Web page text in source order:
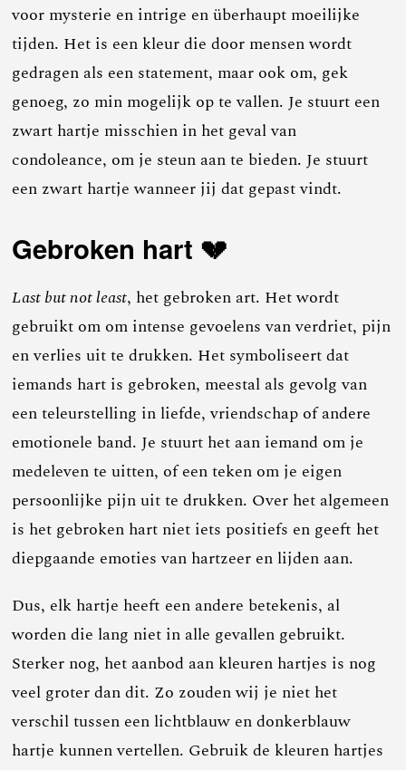
voor mysterie en intrige en überhaupt moeilijke
tijden. Het is een kleur die door mensen wordt
gedragen als een statement, maar ook om, gek
genoeg, zo min mogelijk op te vallen. Je stuurt een
zwart hartje misschien in het geval van
condoleance, om je steun aan te bieden. Je stuurt
een zwart hartje wanneer jij dat gepast vindt.
Gebroken hart 💔
Last but not least, het gebroken art. Het wordt
gebruikt om om intense gevoelens van verdriet, pijn
en verlies uit te drukken. Het symboliseert dat
iemands hart is gebroken, meestal als gevolg van
een teleurstelling in liefde, vriendschap of andere
emotionele band. Je stuurt het aan iemand om je
medeleven te uitten, of een teken om je eigen
persoonlijke pijn uit te drukken. Over het algemeen
is het gebroken hart niet iets positiefs en geeft het
diepgaande emoties van hartzeer en lijden aan.
Dus, elk hartje heeft een andere betekenis, al
worden die lang niet in alle gevallen gebruikt.
Sterker nog, het aanbod aan kleuren hartjes is nog
veel groter dan dit. Zo zouden wij je niet het
verschil tussen een lichtblauw en donkerblauw
hartje kunnen vertellen. Gebruik de kleuren hartjes